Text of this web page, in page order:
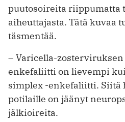
puutosoireita riippumatta
aiheuttajasta. Tätä kuvaa
täsmentää.
– Varicella-
enkefaliitti on lievempi
simplex -enkefaliitti. Siitä
potilaille on jäänyt
jälkioireita.